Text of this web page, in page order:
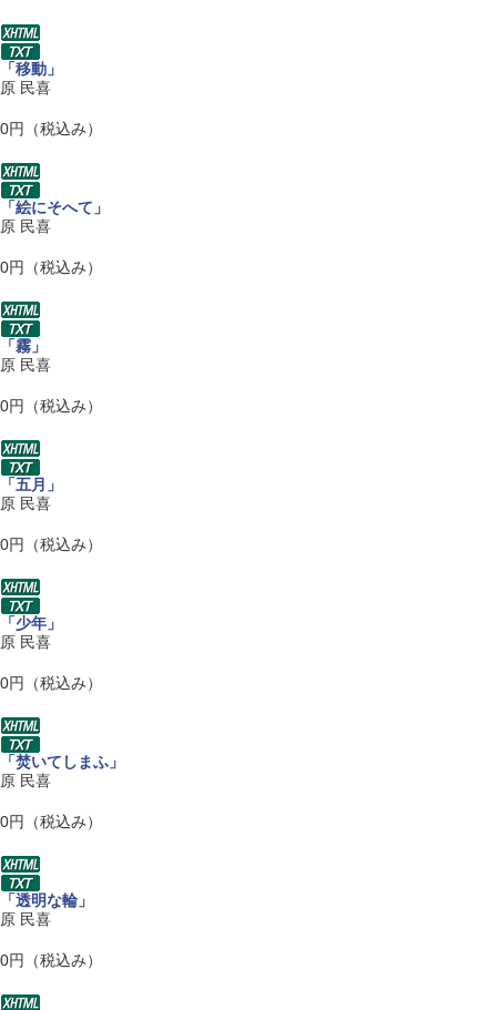
「移動」
原 民喜
0円（税込み）
「絵にそへて」
原 民喜
0円（税込み）
「霧」
原 民喜
0円（税込み）
「五月」
原 民喜
0円（税込み）
「少年」
原 民喜
0円（税込み）
「焚いてしまふ」
原 民喜
0円（税込み）
「透明な輪」
原 民喜
0円（税込み）